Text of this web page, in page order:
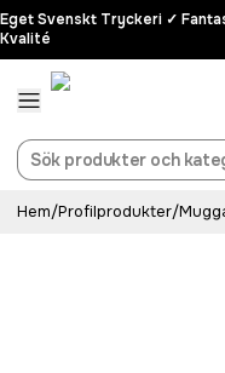
Eget Svenskt Tryckeri ✓
Kvalité
Hem/Profilprodukter/